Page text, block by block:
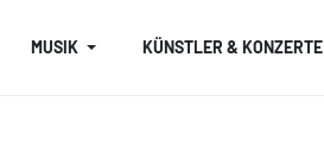
MUSIK KÜNSTLER & KONZERTE